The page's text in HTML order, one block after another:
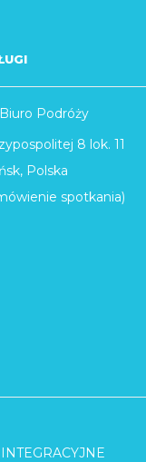
Podróży
8 lok. 11
Polska
spotkania)